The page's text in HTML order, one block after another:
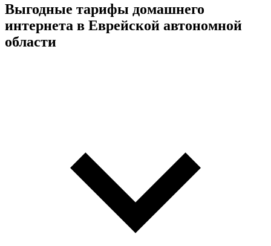
Выгодные тарифы домашнего
интернета в Еврейской автономной
области